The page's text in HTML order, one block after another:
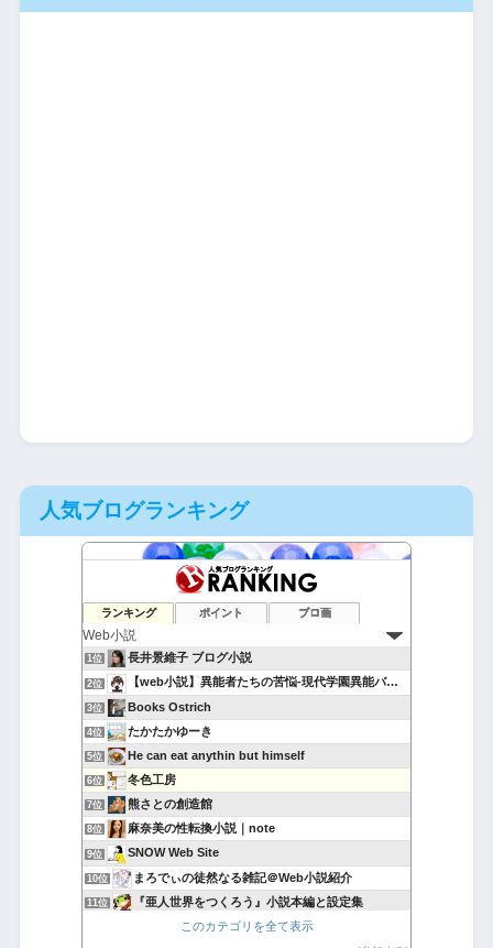
人気ブログランキング
ランキング ポイント ブロ画
1位 長井景維子 ブログ小説
2位 【web小説】異能者たちの苦悩-現代学園異能バトル-
3位 Books Ostrich
4位 たかたかゆーき
5位 He can eat anythin but himself
6位 冬色工房
7位 熊さとの創造館
8位 麻奈美の性転換小説｜note
9位 SNOW Web Site
10位 まろでぃの徒然なる雑記＠Web小説紹介
11位 『亜人世界をつくろう』小説本編と設定集
バナジウム喫茶だより
このカテゴリを全て表示